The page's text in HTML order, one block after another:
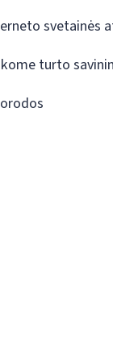
svetainės
turto